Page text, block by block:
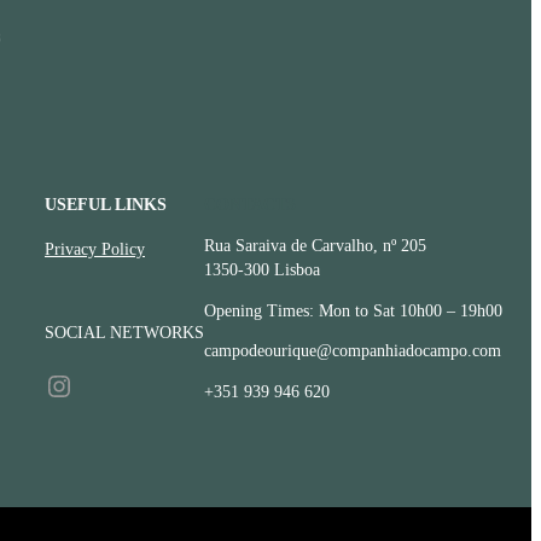
USEFUL LINKS
Privacy Policy
SOCIAL NETWORKS
Instagram
Rua Saraiva de Carvalho, nº 205
1350-300 Lisboa
Opening Times: Mon to Sat 10h00 – 19h00
campodeourique@companhiadocampo.com
+351 939 946 620